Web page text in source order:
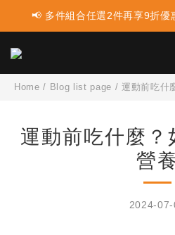
📢 蛋白點心新上市 !
📢 多件組合任選2件再享9折優
📢 使用LINE購物消費 每筆
Home / Blog list page /運動前吃什
運動前吃什麼？
營
2024-07-